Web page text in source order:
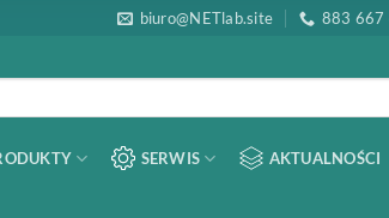
biuro@NETlab.site 883 667
SERWIS AKTUALNOŚCI